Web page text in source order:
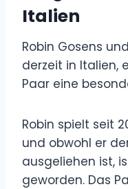
Italien
Robin Gosens
derzeit in Italien,
Paar eine
Robin spielt seit
und obwohl er
ausgeliehen ist,
geworden. Das